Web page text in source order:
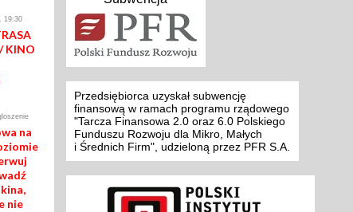
19:30
KINO
na
nie
Przedsiębiorca uzyskał subwencję
finansową w ramach programu rządowego
"Tarcza Finansowa 2.0 oraz 6.0 Polskiego
Funduszu Rozwoju dla Mikro, Małych
i Średnich Firm", udzieloną przez PFR S.A.